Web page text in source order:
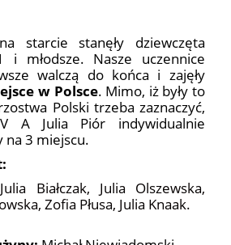
starcie stanęły dziewczęta
i młodsze. Nasze uczennice
walczą do końca i zajęły
w Polsce. Mimo, iż były to
Polski trzeba zaznaczyć,
A Julia Piór indywidualnie
na 3 miejscu.
Białczak, Julia Olszewska,
Zofia Płusa, Julia Knaak.